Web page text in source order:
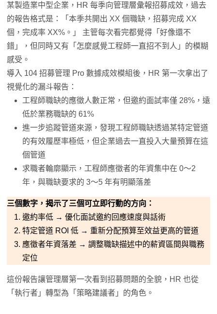
某製造業中型企業，HR 每季向管理層彙報招募成效，過去
的報告格式是：「本季共開出 XX 個職缺，招募完成 XX
個，完成率 XX%。」 主管每次看完都覺得「好像還不
錯」，但同時又有「怎麼感覺工程師一直招不到人」的模糊
感受。
導入 104 招募管理 Pro 數據成效模組後，HR 第一次拿出了
視覺化的漏斗報告：
工程師職缺的應徵人數正常，但邀約面試率僅 28%，遠
低於業務職缺的 61%
進一步追蹤管道來源，發現工程師職缺透過某特定管道
的有效履歷率極低，但企業過去一直投入大量預算在這
個管道
求職者輪廓顯示，工程師應徵者的年資集中在 0～2
年，與職缺要求的 3～5 年有明顯落差
三個數字，揭示了三個可立即行動的方向：
邀約率低 → 優化面試邀約回應速度與話術
特定管道 ROI 低 → 重新分配預算至效益更高的管道
應徵者年資落差 → 調整職缺描述中的薪資區間與職務
定位
這份報告讓管理層第一次看到招募問題的全貌，HR 也從
「執行者」轉型為「策略建議者」的角色。